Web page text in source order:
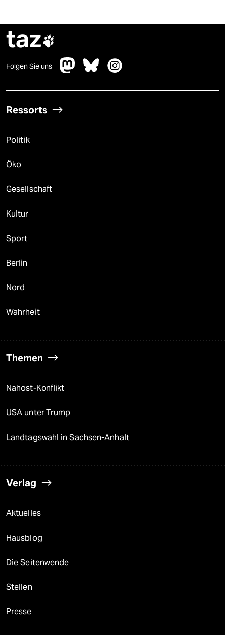
taz
Folgen Sie uns
Ressorts
Politik
Öko
Gesellschaft
Kultur
Sport
Berlin
Nord
Wahrheit
Themen
Nahost-Konflikt
USA unter Trump
Landtagswahl in Sachsen-Anhalt
Verlag
Aktuelles
Hausblog
Die Seitenwende
Stellen
Presse